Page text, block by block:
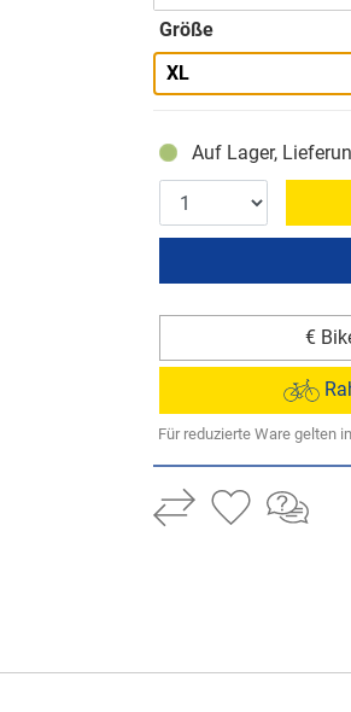
Größe
XL
Auf Lager,
€
Für reduzierte Ware gelten